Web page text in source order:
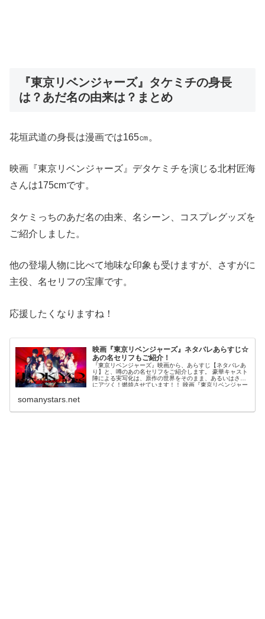
『東京リベンジャーズ』タケミチの身長
は？あだ名の由来は？まとめ
花垣武道の身長は漫画では165㎝。
映画『東京リベンジャーズ』デタケミチを演じる北村匠海
さんは175cmです。
タケミっちのあだ名の由来、名シーン、コスプレグッズを
ご紹介しました。
他の登場人物に比べて地味な印象も受けますが、さすがに
主役、名セリフの宝庫です。
応援したくなりますね！
映画『東京リベンジャーズ』ネタバレあらすじ☆
あの名セリフもご紹介！
『東京リベンジャーズ』映画から、あらすじ【ネタバレあ
り】と、噂のあの名セリフをご紹介します。 豪華キャスト
陣による実写化は、原作の世界をそのまま、あるいはさら
にアツく！燃焼させています！！ 映画『東京リベンジャー
somanystars.net